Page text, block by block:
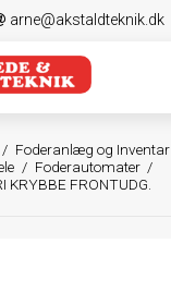
arne@akstaldteknik.dk
/ Foderanlæg og Inventar
/ Foderautomater /
KRYBBE FRONTUDG.